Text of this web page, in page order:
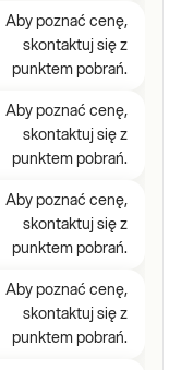
Aby poznać cenę,
skontaktuj się z
punktem pobrań.
Aby poznać cenę,
skontaktuj się z
punktem pobrań.
Aby poznać cenę,
skontaktuj się z
punktem pobrań.
Aby poznać cenę,
skontaktuj się z
punktem pobrań.